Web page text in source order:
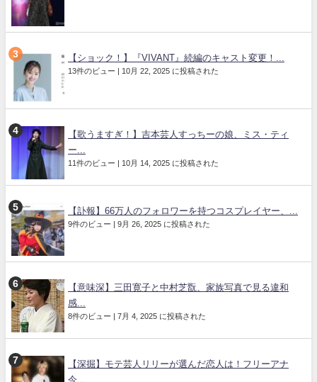
【ショック！】『VIVANT』続編のキャスト変更！...
13件のビュー 10月 22, 2025 に投稿された
【歌うますぎ！】吉本芸人すっちーの娘、ミス・ティ
ー...
11件のビュー 10月 14, 2025 に投稿された
【訃報】66万人のフォロワーを持つコスプレイヤー、...
9件のビュー 9月 26, 2025 に投稿された
【意味深】三田寛子と中村芝翫、家族写真で見る違和
感...
8件のビュー 7月 4, 2025 に投稿された
【深掘】モテ芸人リリーが選んだ恋人は！フリーアナ
今...